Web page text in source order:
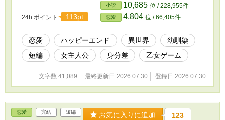
24h.ポイント 113pt
小説 10,685 位 / 228,955件
恋愛 4,804 位 / 66,405件
恋愛 ハッピーエンド 異世界
幼馴染
短編
女主人公 身分差 乙女ゲーム
文字数 41,089 最終更新日 2026.07.30 登録日 2026.07.30
恋愛 完結 短編 お気に入りに追加 123